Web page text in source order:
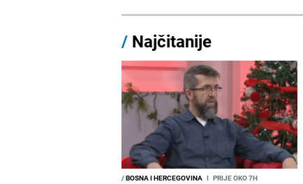
/ Najčitanije
/BOSNA I HERCEGOVINA I PRIJE OKO 7H